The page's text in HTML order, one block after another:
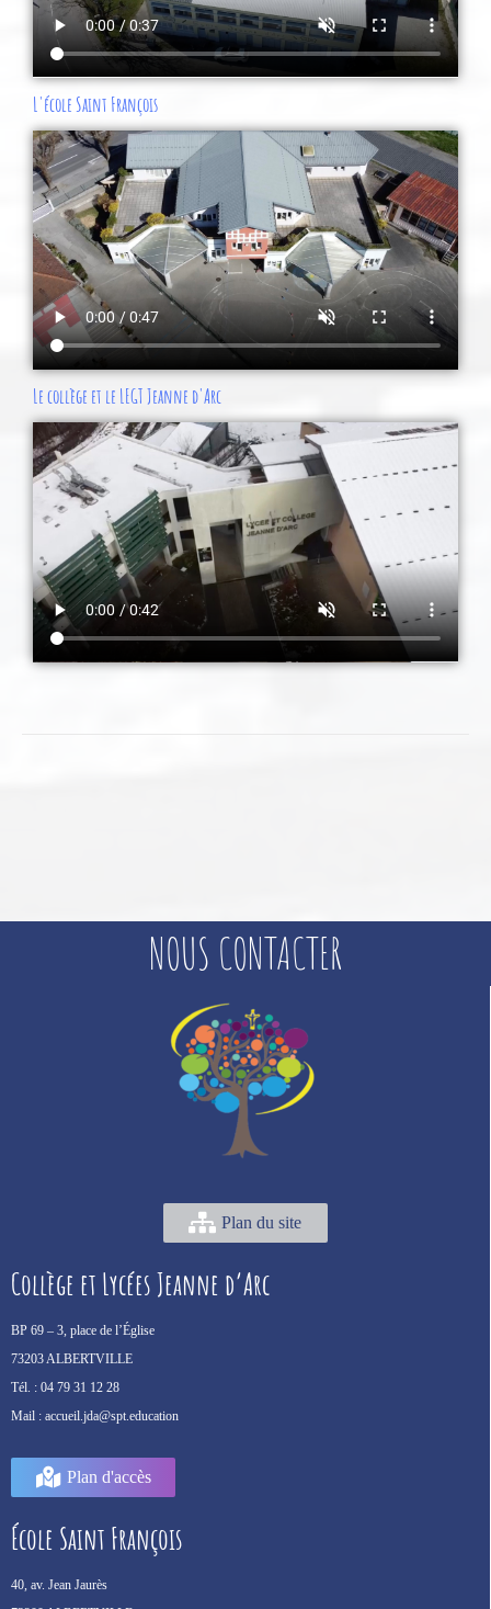
L'école Saint François
Le collège et le LEGT Jeanne d'Arc
NOUS CONTACTER
Plan du site
Collège et Lycées Jeanne d’Arc
BP 69 – 3, place de l’Église
73203 ALBERTVILLE
Tél. : 04 79 31 12 28
Mail : accueil.jda@spt.education
Plan d'accès
École Saint François
40, av. Jean Jaurès